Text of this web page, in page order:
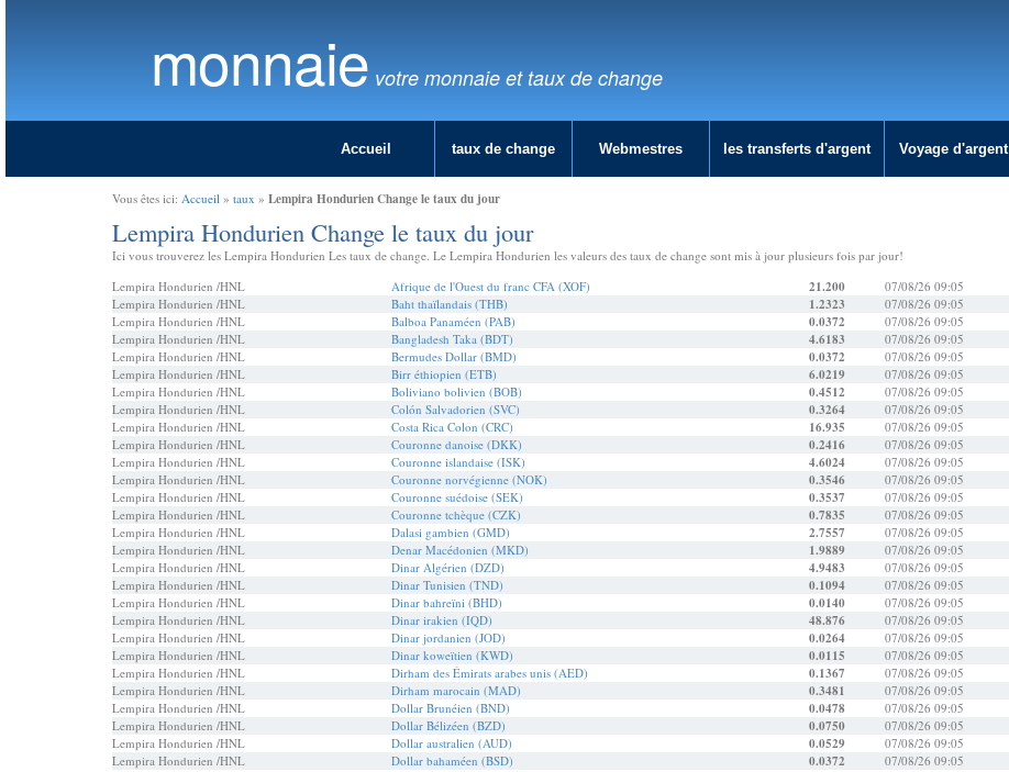
monnaie votre monnaie et taux de change
Accueil taux de change Webmestres les transferts d'argent Voyage d'argent
Vous êtes ici: Accueil » taux » Lempira Hondurien Change le taux du jour
Lempira Hondurien Change le taux du jour
Ici vous trouverez les Lempira Hondurien Les taux de change. Le Lempira Hondurien les valeurs des taux de change sont mis à jour plusieurs fois par jour!
Lempira Hondurien /HNL
Afrique de l'Ouest du franc CFA (XOF) 21.200 07/08/26 09:05
Lempira Hondurien /HNL
Baht thaïlandais (THB) 1.2323 07/08/26 09:05
Lempira Hondurien /HNL
Balboa Panaméen (PAB) 0.0372 07/08/26 09:05
Lempira Hondurien /HNL
Bangladesh Taka (BDT) 4.6183 07/08/26 09:05
Lempira Hondurien /HNL
Bermudes Dollar (BMD) 0.0372 07/08/26 09:05
Lempira Hondurien /HNL
Birr éthiopien (ETB) 6.0219 07/08/26 09:05
Lempira Hondurien /HNL
Boliviano bolivien (BOB) 0.4512 07/08/26 09:05
Lempira Hondurien /HNL
Colón Salvadorien (SVC) 0.3264 07/08/26 09:05
Lempira Hondurien /HNL
Costa Rica Colon (CRC) 16.935 07/08/26 09:05
Lempira Hondurien /HNL
Couronne danoise (DKK) 0.2416 07/08/26 09:05
Lempira Hondurien /HNL
Couronne islandaise (ISK) 4.6024 07/08/26 09:05
Lempira Hondurien /HNL
Couronne norvégienne (NOK) 0.3546 07/08/26 09:05
Lempira Hondurien /HNL
Couronne suédoise (SEK) 0.3537 07/08/26 09:05
Lempira Hondurien /HNL
Couronne tchèque (CZK) 0.7835 07/08/26 09:05
Lempira Hondurien /HNL
Dalasi gambien (GMD) 2.7557 07/08/26 09:05
Lempira Hondurien /HNL
Denar Macédonien (MKD) 1.9889 07/08/26 09:05
Lempira Hondurien /HNL
Dinar Algérien (DZD) 4.9483 07/08/26 09:05
Lempira Hondurien /HNL
Dinar Tunisien (TND) 0.1094 07/08/26 09:05
Lempira Hondurien /HNL
Dinar bahreïni (BHD) 0.0140 07/08/26 09:05
Lempira Hondurien /HNL
Dinar irakien (IQD) 48.876 07/08/26 09:05
Lempira Hondurien /HNL
Dinar jordanien (JOD) 0.0264 07/08/26 09:05
Lempira Hondurien /HNL
Dinar koweïtien (KWD) 0.0115 07/08/26 09:05
Lempira Hondurien /HNL
Dirham des Émirats arabes unis (AED) 0.1367 07/08/26 09:05
Lempira Hondurien /HNL
Dirham marocain (MAD) 0.3481 07/08/26 09:05
Lempira Hondurien /HNL
Dollar Brunéien (BND) 0.0478 07/08/26 09:05
Lempira Hondurien /HNL
Dollar Bélizéen (BZD) 0.0750 07/08/26 09:05
Lempira Hondurien /HNL
Dollar australien (AUD) 0.0529 07/08/26 09:05
Lempira Hondurien /HNL
Dollar bahaméen (BSD) 0.0372 07/08/26 09:05